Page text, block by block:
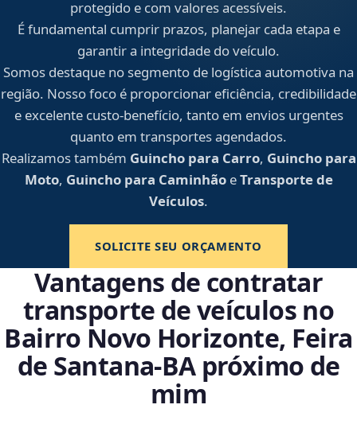
protegido e com valores acessíveis.
É fundamental cumprir prazos, planejar cada etapa e
garantir a integridade do veículo.
Somos destaque no segmento de logística automotiva na
região. Nosso foco é proporcionar eficiência, credibilidade
e excelente custo-benefício, tanto em envios urgentes
quanto em transportes agendados.
Realizamos também Guincho para Carro, Guincho para
Moto, Guincho para CaminhãoeTransporte de
Veículos.
SOLICITE SEU ORÇAMENTO
Vantagens de contratar
transporte de veículos no
Bairro Novo Horizonte, Feira
de Santana‑BA próximo de
mim